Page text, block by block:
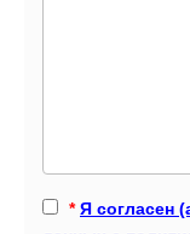
* Я согласен